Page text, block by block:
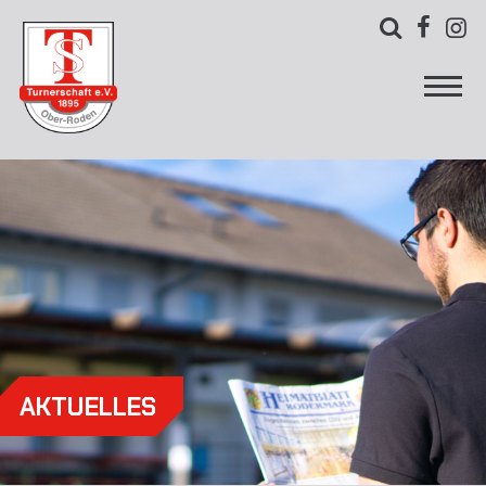
  
AKTUELLES